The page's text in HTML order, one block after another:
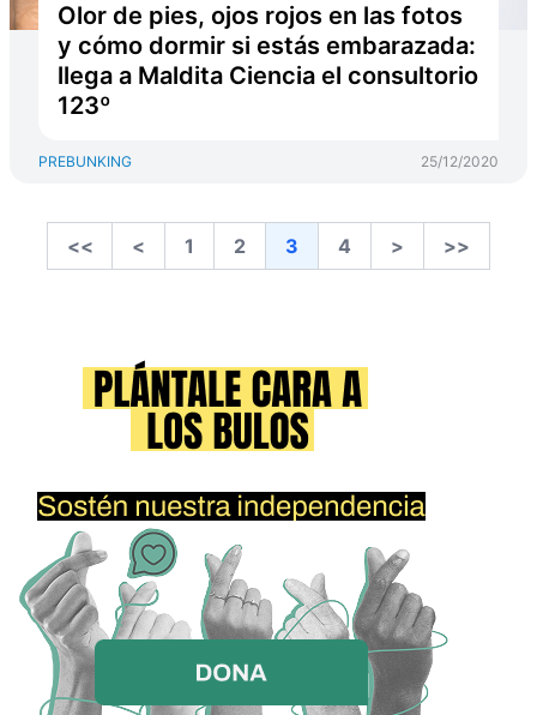
Olor de pies, ojos rojos en las fotos
y cómo dormir si estás embarazada:
llega a Maldita Ciencia el consultorio
123º
PREBUNKING 25/12/2020
<< < 1 2 3 4 > >>